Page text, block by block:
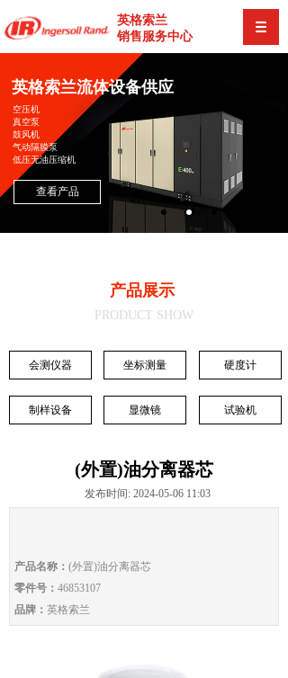
英格索兰
销售服务中心
英格索兰流体设备供应
空压机
真空泵
鼓风机
气动隔膜泵
低压无油压缩机
查看产品
产品展示
PRODUCT SHOW
会测仪器 坐标测量 硬度计
试验机
制样设备 显微镜
(外置)油分离器芯
发布时间: 2024-05-06 11:03
产品名称： (外置)油分离器芯
零件号： 46853107
品牌： 英格索兰